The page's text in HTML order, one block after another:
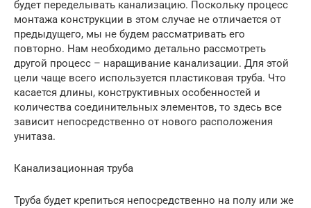
будет переделывать канализацию. Поскольку процесс
монтажа конструкции в этом случае не отличается от
предыдущего, мы не будем рассматривать его
повторно. Нам необходимо детально рассмотреть
другой процесс – наращивание канализации. Для этой
цели чаще всего используется пластиковая труба. Что
касается длины, конструктивных особенностей и
количества соединительных элементов, то здесь все
зависит непосредственно от нового расположения
унитаза.
Канализационная труба
Труба будет крепиться непосредственно на полу или же